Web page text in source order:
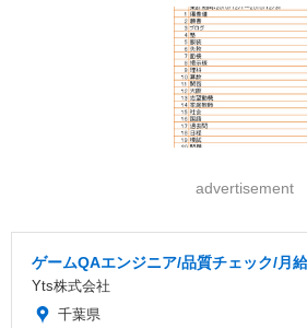
advertisement
ゲームQAエンジニア/品質チェック/月
Yts株式会社
千葉県